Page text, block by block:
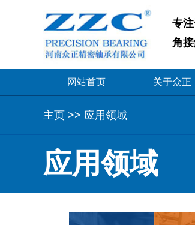
专
角
网站首页 关于众正
主页 >> 应用领域
应用领域